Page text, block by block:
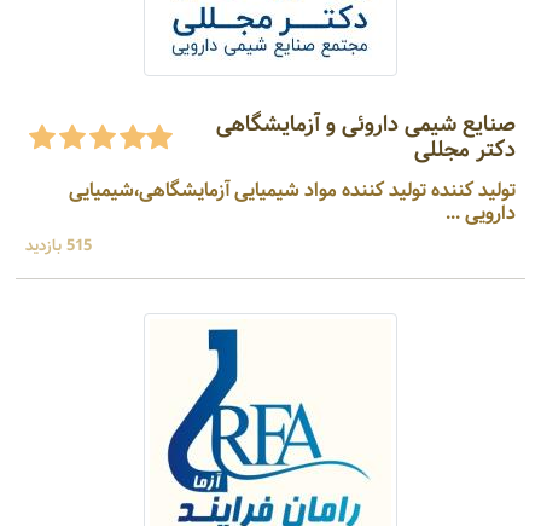
صنایع شیمی داروئی و آزمایشگاهی
دکتر مجللی
تولید کننده تولید کننده مواد شیمیایی آزمایشگاهی،شیمیایی
دارویی ...
515 بازدید